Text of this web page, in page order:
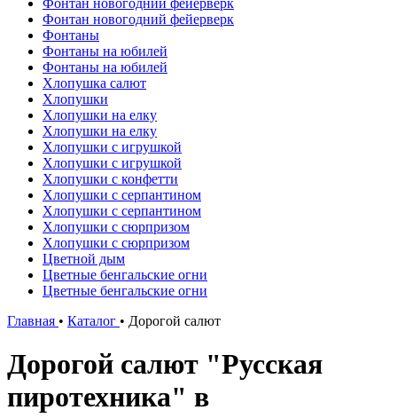
Фонтан новогодний фейерверк
Фонтан новогодний фейерверк
Фонтаны
Фонтаны на юбилей
Фонтаны на юбилей
Хлопушка салют
Хлопушки
Хлопушки на елку
Хлопушки на елку
Хлопушки с игрушкой
Хлопушки с игрушкой
Хлопушки с конфетти
Хлопушки с серпантином
Хлопушки с серпантином
Хлопушки с сюрпризом
Хлопушки с сюрпризом
Цветной дым
Цветные бенгальские огни
Цветные бенгальские огни
Главная • Каталог • Дорогой салют
Дорогой салют "Русская
пиротехника" в